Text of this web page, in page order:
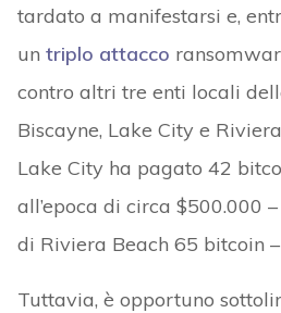
tardato a manifestarsi e,
un triplo attacco
contro altri tre enti locali
Biscayne, Lake City e
Lake City ha pagato 42
all’epoca di circa $500.000
di Riviera Beach 65 bitcoin
Tuttavia, è opportuno